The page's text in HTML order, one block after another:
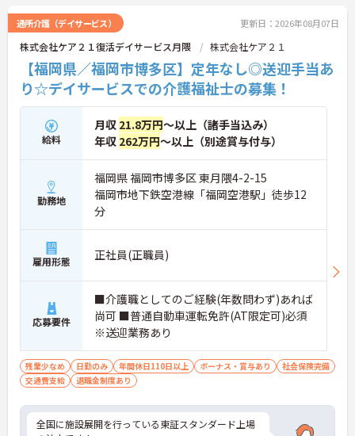
通所介護（デイサービス） 更新日：2026年08月07日
株式会社ケア２１復活デイサービス月隈 株式会社ケア２１
【福岡県／福岡市博多区】定年なし◎送迎手当あ
り☆デイサービスでの介護福祉士の募集！
給料
月収 21.8万円～以上（諸手当込み）
年収 262万円～以上（別途賞与付与）
勤務地
福岡県 福岡市博多区 東月隈4-2-15
福岡市地下鉄空港線「福岡空港駅」徒歩12
分
雇用形態 正社員(正職員)
応募要件
■介護職としてのご経験(年数問わず)あれば
尚可 ■普通自動車運転免許(AT限定可)必須
※送迎業務あり
残業少なめ 日勤のみ 年間休日110日以上 ボーナス・賞与あり
社会保険完備
交通費支給
退職金制度あり
全国に施設展開を行っている東証スタンダード上場